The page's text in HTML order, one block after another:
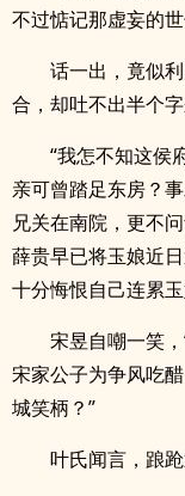
不过惦记那虚妄的
话一出，竟似
合，却吐不出半个字
“我怎不知这侯
亲可曾踏足东房？
兄关在南院，更不
薛贵早已将玉娘近
十分悔恨自己连累玉
宋昱自嘲一笑
宋家公子为争风吃
城笑柄？”
叶氏闻言，踉